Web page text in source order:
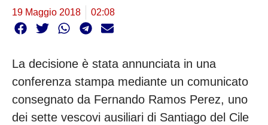
19 Maggio 2018 02:08
La decisione è stata annunciata in una
conferenza stampa mediante un comunicato
consegnato da Fernando Ramos Perez, uno
dei sette vescovi ausiliari di Santiago del Cile